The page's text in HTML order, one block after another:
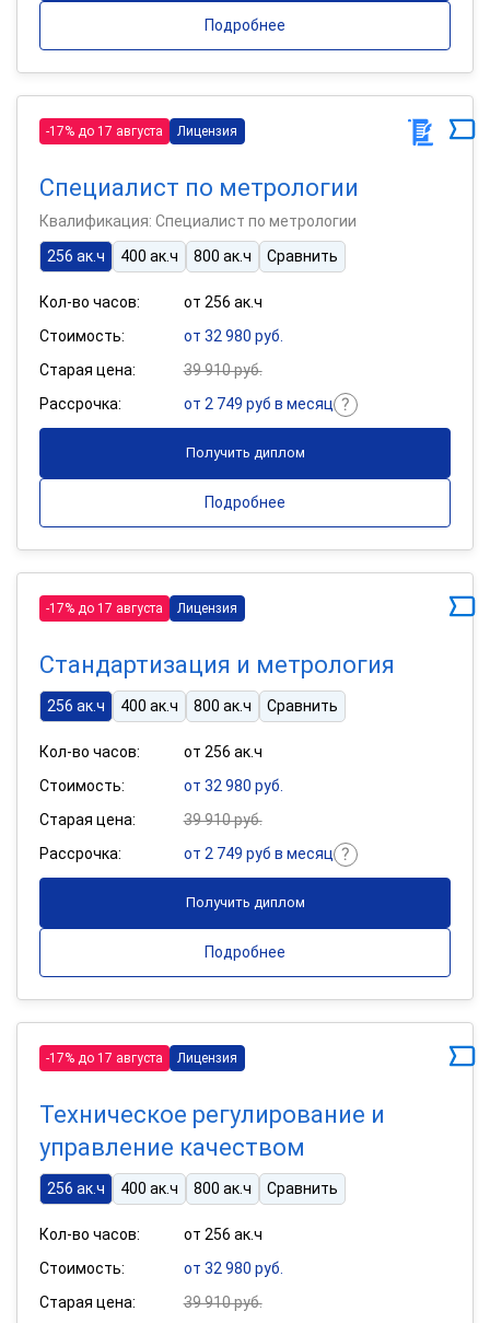
Подробнее
-17% до 17 августа Лицензия
Специалист по метрологии
Квалификация: Специалист по метрологии
256 ак.ч
400 ак.ч 800 ак.ч Сравнить
Кол-во часов:
от 256 ак.ч
Стоимость:
от 32 980 руб.
Старая цена:
39 910 руб.
Рассрочка:
от 2 749 руб в месяц
Получить диплом
Подробнее
-17% до 17 августа Лицензия
Стандартизация и метрология
256 ак.ч 400 ак.ч 800 ак.ч Сравнить
Кол-во часов:
от 256 ак.ч
Стоимость:
от 32 980 руб.
Старая цена:
39 910 руб.
Рассрочка:
от 2 749 руб в месяц
Получить диплом
Подробнее
-17% до 17 августа Лицензия
Техническое регулирование и
управление качеством
256 ак.ч 400 ак.ч 800 ак.ч Сравнить
Кол-во часов:
от 256 ак.ч
Стоимость:
от 32 980 руб.
Старая цена:
39 910 руб.